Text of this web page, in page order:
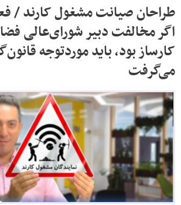
طراحان صیانت مشغول کارند /
اگر مخالفت دبیر شورای‌عالی
کارساز بود، باید موردتوجه
می‌گرفت